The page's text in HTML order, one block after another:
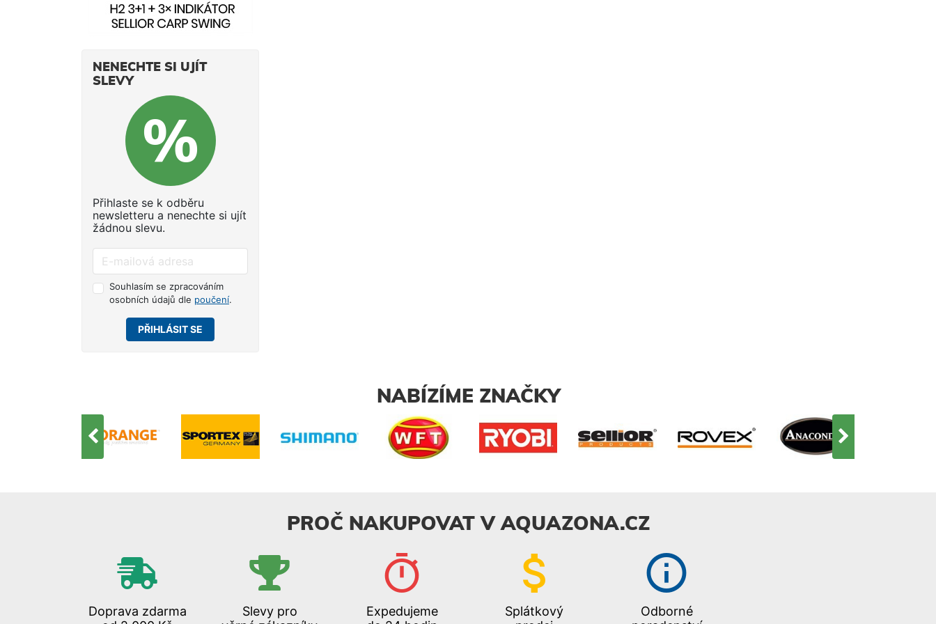
NENECHTE SI UJÍT
SLEVY
Přihlaste se k odběru
newsletteru a nenechte si ujít
žádnou slevu.
Souhlasím se zpracováním
osobních údajů dle poučení.
PŘIHLÁSIT SE
NABÍZÍME ZNAČKY
PROČ NAKUPOVAT V AQUAZONA.CZ
Doprava zdarma
Slevy pro
Expedujeme
Splátkový
Odborné